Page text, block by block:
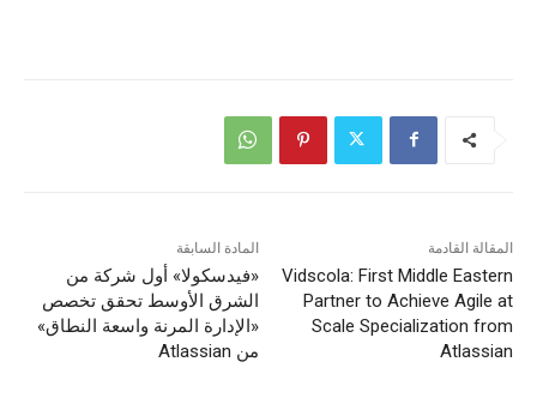
المادة السابقة
«فيدسكولا» أول شركة من
الشرق الأوسط تحقق تخصص
«الإدارة المرنة واسعة النطاق»
من Atlassian
المقالة القادمة
Vidscola: First Middle Eastern
Partner to Achieve Agile at
Scale Specialization from
Atlassian